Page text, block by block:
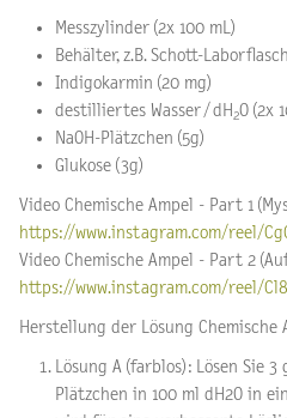
Messzylinder (2x 100 mL)
Behälter, z.B. Schott-
Indigokarmin (20 mg)
destilliertes Wasser / dH2O (2x
NaOH-Plätzchen (5g)
Glukose (3g)
Video Chemische Ampel - Part 1
https://www.instagram.com/reel/
Video Chemische Ampel - Part 2
https://www.instagram.com/reel/
Herstellung der Lösung Chemische
Lösung A (farblos): Lösen Sie
Plätzchen in 100 ml dH2O in